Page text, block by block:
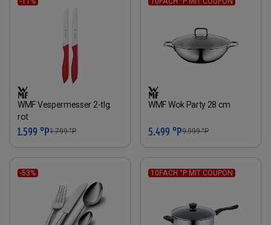
WMF Vespermesser 2-tlg.
rot
1.599 °P1.799°P
WMF Wok Party 28 cm
5.499 °P9.999°P
-53% 10FACH °P MIT COUPON